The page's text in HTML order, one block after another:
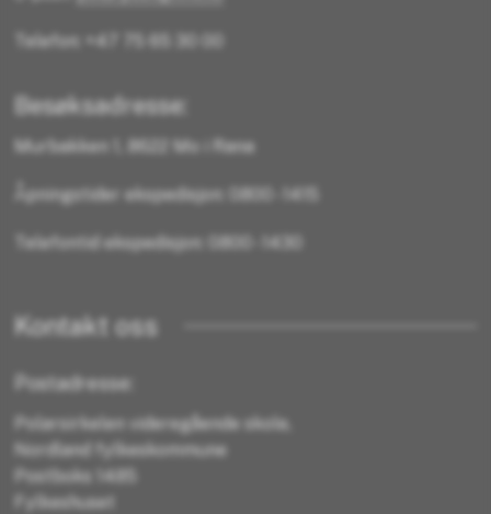
Telefon: +47 75 65 30 00
Besøksadresse:
Murbakken 1, 8622 Mo i Rana
Åpningstider ekspedisjon: 0800 - 1415
Telefontid ekspedisjon: 0800 - 1430
Kontakt oss
Postadresse:
Polarsirkelen videregående skole,
Nordland fylkeskommune
Postboks 1485
Fylkeshuset